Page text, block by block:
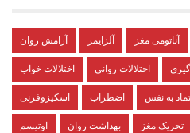
آرامش روان آلزایمر آناتومی مغز
اختلالات خواب اختلالات روانی
اسکیزوفرنی اضطراب به نفس
اوتیسم بهداشت روان تحریک مغز